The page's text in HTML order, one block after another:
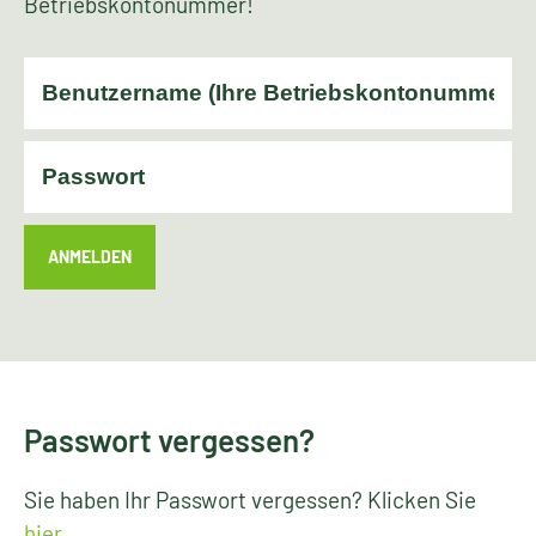
ANMELDEN
Passwort vergessen?
Sie haben Ihr Passwort vergessen? Klicken Sie